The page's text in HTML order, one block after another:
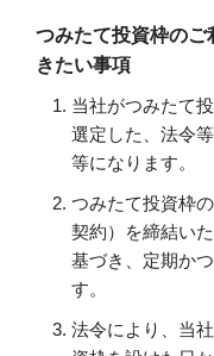
つみたて投資枠のご
きたい事項
当社がつみたて
選定した、法令
等になります。
つみたて投資枠
契約）を締結い
基づき、定期か
す。
法令により、当